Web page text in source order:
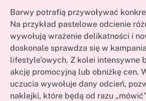
Barwy potrafią przywoływać
Na przykład pastelowe odcienie
wywołują wrażenie delikatności i
doskonale sprawdza się w
lifestyle’owych. Z kolei intensywne
akcję promocyjną lub obniżkę cen.
uczucia wywołuje dany odcień,
naklejki, które będą od razu